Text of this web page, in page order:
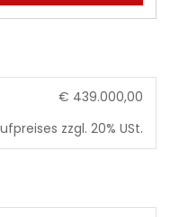
€ 439.000,00
zzgl. 20% USt.